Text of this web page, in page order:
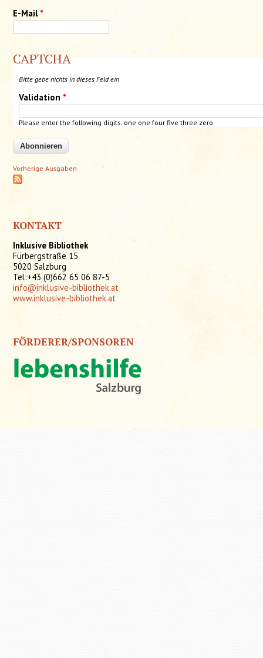
E-Mail *
CAPTCHA
Bitte gebe nichts in dieses Feld ein
Validation *
Please enter the following digits: one one four five three zero
Vorherige Ausgaben
KONTAKT
Inklusive Bibliothek
Fürbergstraße 15
5020 Salzburg
Tel:+43 (0)662 65 06 87-5
info@inklusive-bibliothek.at
www.inklusive-bibliothek.at
FÖRDERER/SPONSOREN